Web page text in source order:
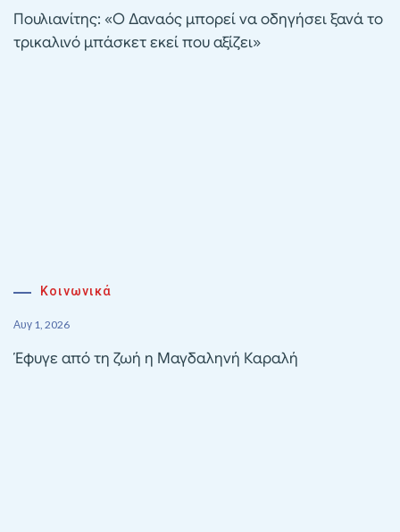
Πουλιανίτης: «Ο Δαναός μπορεί να οδηγήσει ξανά το
τρικαλινό μπάσκετ εκεί που αξίζει»
Κοινωνικά
Αυγ 1, 2026
Έφυγε από τη ζωή η Μαγδαληνή Καραλή